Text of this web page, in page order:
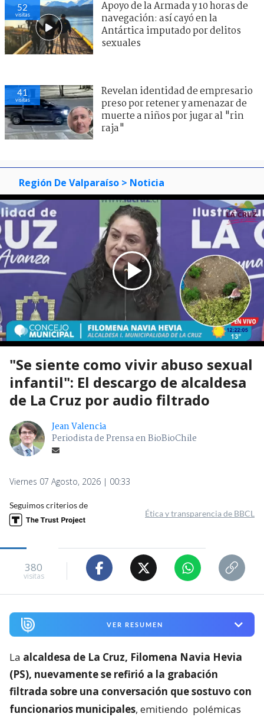
52
visitas
Apoyo de la Armada y 10 horas de
navegación: así cayó en la
Antártica imputado por delitos
sexuales
41
visitas
Revelan identidad de empresario
preso por retener y amenazar de
muerte a niños por jugar al "rin
raja"
Región De Valparaíso > Noticia
"Se siente como vivir abuso sexual
infantil": El descargo de alcaldesa
de La Cruz por audio filtrado
Jean Valencia
Periodista de Prensa en BioBioChile
Viernes 07 Agosto, 2026 | 00:33
Seguimos criterios de
Ética y transparencia de BBCL
380
visitas
VER RESUMEN
La alcaldesa de La Cruz, Filomena Navia Hevia
(PS), nuevamente se refirió a la grabación
filtrada sobre una conversación que sostuvo con
funcionarios municipales, emitiendo polémicas